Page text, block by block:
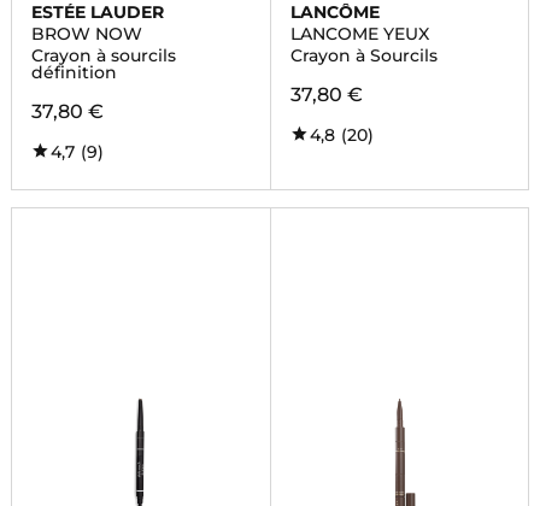
ESTÉE LAUDER
BROW NOW
Crayon à sourcils
définition
37,80 €
4,7 (9)
LANCÔME
LANCOME YEUX
Crayon à Sourcils
37,80 €
4,8 (20)